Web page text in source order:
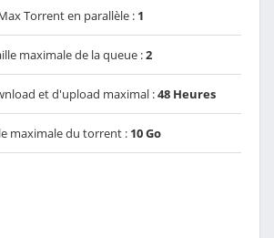
Torrent en parallèle : 1
maximale de la queue :2
et d'upload maximal :48 Heures
maximale du torrent : 10 Go